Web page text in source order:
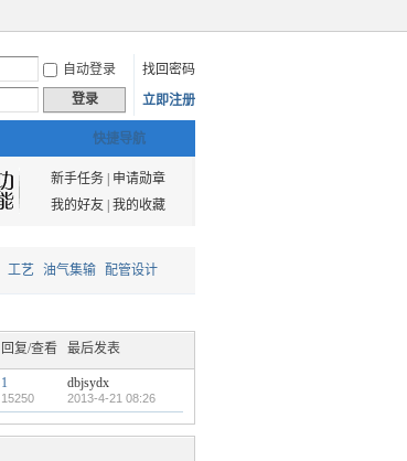
自动登录
找回密码
登录 立即注册
快捷导航
新手任务|
申请勋章
我的好友| 我的收藏
工艺 油气集输 配管设计
回复/查看 最后发表
1
15250
dbjsydx
2013-4-21 08:26